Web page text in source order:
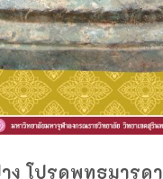
ง โปรดพุทธมารดา